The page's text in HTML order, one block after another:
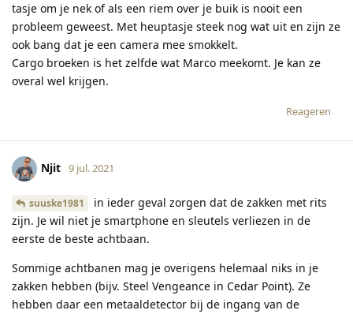
tasje om je nek of als een riem over je buik is nooit een
probleem geweest. Met heuptasje steek nog wat uit en zijn ze
ook bang dat je een camera mee smokkelt.
Cargo broeken is het zelfde wat Marco meekomt. Je kan ze
overal wel krijgen.
Reageren
Njit 9 jul. 2021
suuske1981
in ieder geval zorgen dat de zakken met rits
zijn. Je wil niet je smartphone en sleutels verliezen in de
eerste de beste achtbaan.
Sommige achtbanen mag je overigens helemaal niks in je
zakken hebben (bijv. Steel Vengeance in Cedar Point). Ze
hebben daar een metaaldetector bij de ingang van de